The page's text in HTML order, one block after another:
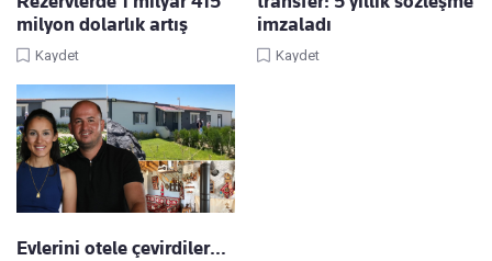
milyon dolarlık artış
Kaydet
imzaladı
Kaydet
Evlerini otele çevirdiler…